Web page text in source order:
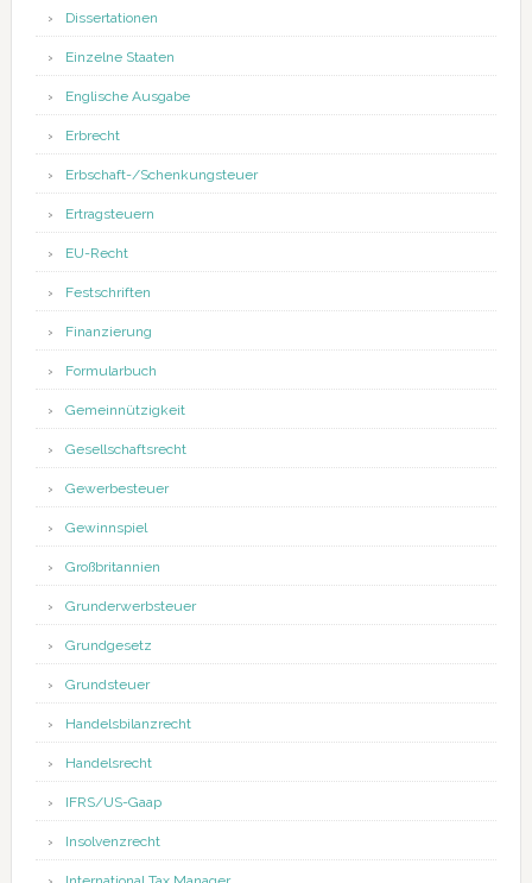
Dissertationen
Einzelne Staaten
Englische Ausgabe
Erbrecht
Erbschaft-/Schenkungsteuer
Ertragsteuern
EU-Recht
Festschriften
Finanzierung
Formularbuch
Gemeinnützigkeit
Gesellschaftsrecht
Gewerbesteuer
Gewinnspiel
Großbritannien
Grunderwerbsteuer
Grundgesetz
Grundsteuer
Handelsbilanzrecht
Handelsrecht
IFRS/US-Gaap
Insolvenzrecht